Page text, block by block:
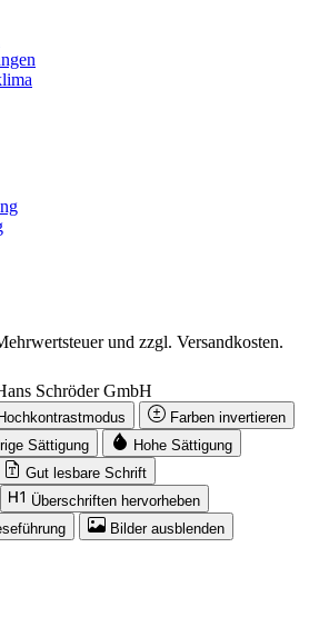
und zzgl. Versandkosten.
Schröder GmbH
Hochkontrastmodus
Farben invertieren
Sättigung
Hohe Sättigung
Gut lesbare Schrift
Überschriften hervorheben
Bilder ausblenden